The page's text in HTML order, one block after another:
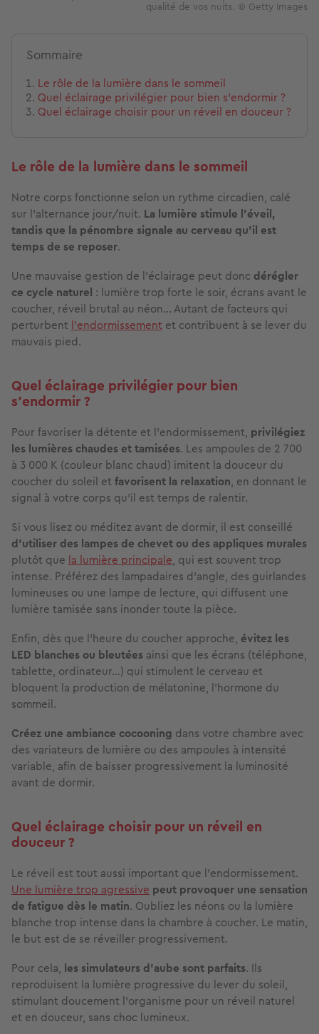
qualité de vos nuits. © Getty Images
Sommaire
Le rôle de la lumière dans le sommeil
Quel éclairage privilégier pour bien s’endormir ?
Quel éclairage choisir pour un réveil en douceur ?
Le rôle de la lumière dans le sommeil
Notre corps fonctionne selon un rythme circadien, calé
sur l’alternance jour/nuit. La lumière stimule l’éveil,
tandis que la pénombre signale au cerveau qu’il est
temps de se reposer.
Une mauvaise gestion de l’éclairage peut donc dérégler
ce cycle naturel : lumière trop forte le soir, écrans avant le
coucher, réveil brutal au néon… Autant de facteurs qui
perturbent l'endormissement et contribuent à se lever du
mauvais pied.
Quel éclairage privilégier pour bien
s’endormir ?
Pour favoriser la détente et l’endormissement, privilégiez
les lumières chaudes et tamisées. Les ampoules de 2 700
à 3 000 K (couleur blanc chaud) imitent la douceur du
coucher du soleil et favorisent la relaxation, en donnant le
signal à votre corps qu’il est temps de ralentir.
Si vous lisez ou méditez avant de dormir, il est conseillé
d’utiliser des lampes de chevet ou des appliques murales
plutôt que la lumière principale, qui est souvent trop
intense. Préférez des lampadaires d’angle, des guirlandes
lumineuses ou une lampe de lecture, qui diffusent une
lumière tamisée sans inonder toute la pièce.
Enfin, dès que l’heure du coucher approche, évitez les
LED blanches ou bleutées ainsi que les écrans (téléphone,
tablette, ordinateur...) qui stimulent le cerveau et
bloquent la production de mélatonine, l’hormone du
sommeil.
Créez une ambiance cocooning dans votre chambre avec
des variateurs de lumière ou des ampoules à intensité
variable, afin de baisser progressivement la luminosité
avant de dormir.
Quel éclairage choisir pour un réveil en
douceur ?
Le réveil est tout aussi important que l’endormissement.
Une lumière trop agressive peut provoquer une sensation
de fatigue dès le matin. Oubliez les néons ou la lumière
blanche trop intense dans la chambre à coucher. Le matin,
le but est de se réveiller progressivement.
Pour cela, les simulateurs d’aube sont parfaits. Ils
reproduisent la lumière progressive du lever du soleil,
stimulant doucement l’organisme pour un réveil naturel
et en douceur, sans choc lumineux.